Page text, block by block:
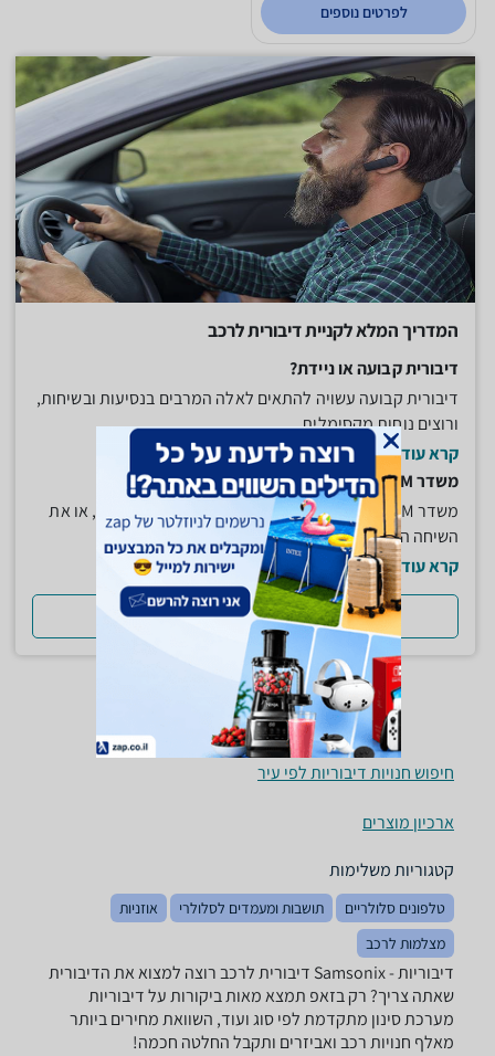
לפרטים נוספים
המדריך המלא לקניית דיבורית לרכב
דיבורית קבועה או ניידת?
דיבורית קבועה עשויה להתאים לאלה המרבים בנסיעות ובשיחות,
ורוצים נוחות מקסימלית....
קרא עוד
משדר FM משפר את איכות השמע
משדר FM מאפשר להשמיע מוסיקה המאוחסנת בטלפון, או את
השיחה הנכנסת, מהטלפון...
קרא עוד
למדריך המלא
חיפוש חנויות דיבוריות לפי עיר
ארכיון מוצרים
קטגוריות משלימות
טלפונים סלולריים תושבות ומעמדים לסלולרי
אוזניות
מצלמות לרכב
דיבוריות - ‏Samsonix ‏דיבורית לרכב רוצה למצוא את הדיבורית
שאתה צריך? רק בזאפ תמצא מאות ביקורות על דיבוריות
מערכת סינון מתקדמת לפי סוג ועוד, השוואת מחירים ביותר
מאלף חנויות רכב ואביזרים ותקבל החלטה חכמה!